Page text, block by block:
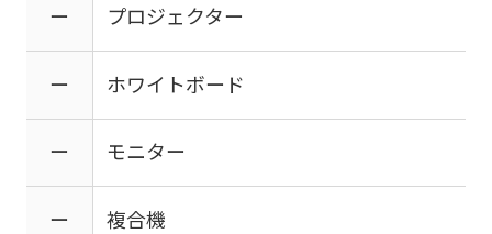
ー プロジェクター
ー ホワイトボード
ー モニター
ー 複合機